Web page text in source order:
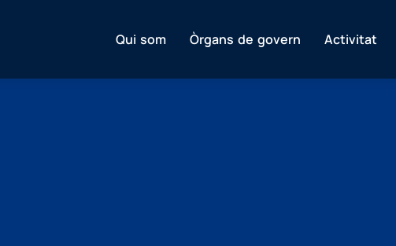
Qui som Òrgans de govern Activitat